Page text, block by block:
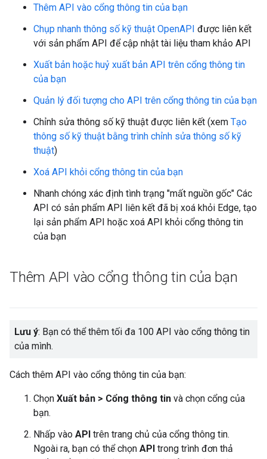
Thêm API vào cổng thông tin của bạn
Chụp nhanh thông số kỹ thuật OpenAPI được liên kết
với sản phẩm API để cập nhật tài liệu tham khảo API
Xuất bản hoặc huỷ xuất bản API trên cổng thông tin
của bạn
Quản lý đối tượng cho API trên cổng thông tin của bạn
Chỉnh sửa thông số kỹ thuật được liên kết (xem Tạo
thông số kỹ thuật bằng trình chỉnh sửa thông số kỹ
thuật)
Xoá API khỏi cổng thông tin của bạn
Nhanh chóng xác định tình trạng "mất nguồn gốc" Các
API có sản phẩm API liên kết đã bị xoá khỏi Edge, tạo
lại sản phẩm API hoặc xoá API khỏi cổng thông tin
của bạn
Thêm API vào cổng thông tin của bạn
Lưu ý: Bạn có thể thêm tối đa 100 API vào cổng thông tin
của mình.
Cách thêm API vào cổng thông tin của bạn:
Chọn Xuất bản > Cổng thông tin và chọn cổng của
bạn.
Nhấp vào API trên trang chủ của cổng thông tin.
Ngoài ra, bạn có thể chọn API trong trình đơn thả